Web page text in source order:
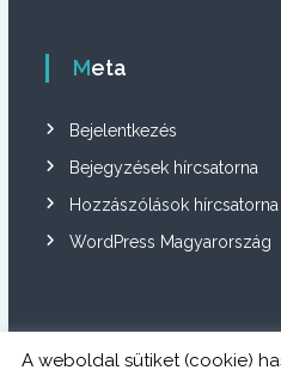
Meta
Bejelentkezés
Bejegyzések hírcsatorna
Hozzászólások hírcsatorna
WordPress Magyarország
A weboldal sütiket (cookie)